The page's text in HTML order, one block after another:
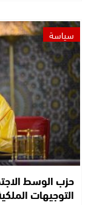
سياسة
حزب الوسط
التوجيهات